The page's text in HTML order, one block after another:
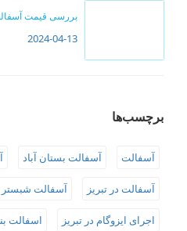
بررسی قیمت
2024-04-13
برچسب‌ها
آسفالت آسفالت بستان آباد
آسفالت در تبریز آسفالت شبستر
اجرای ایزوگام در تبریز اسفالت